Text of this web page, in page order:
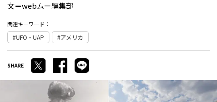
文＝webムー編集部
関連キーワード：
UFO・UAP アメリカ